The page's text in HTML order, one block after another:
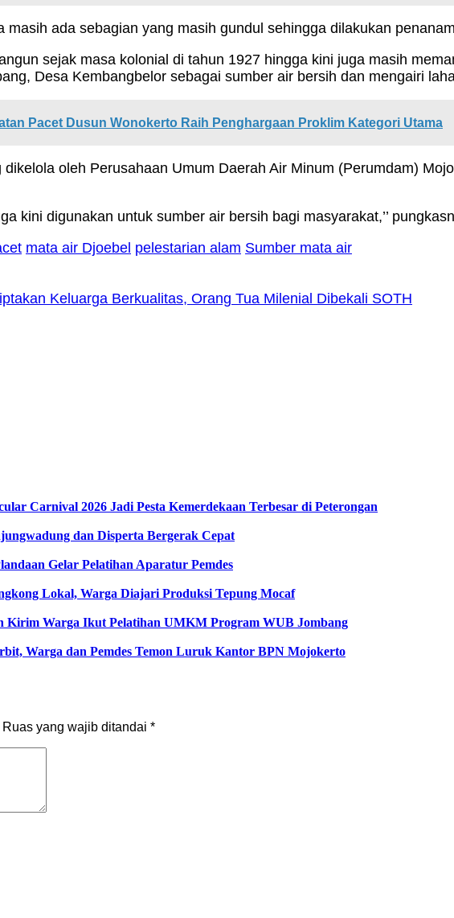
masih ada sebagian yang masih gundul sehingga dilakukan
sejak masa kolonial di tahun 1927 hingga kini juga masih
Desa Kembangbelor sebagai sumber air bersih dan mengairi
Pacet Dusun Wonokerto Raih Penghargaan Proklim Kategori Utama
oleh Perusahaan Umum Daerah Air Minum (Perumdam)
kini digunakan untuk sumber air bersih bagi masyarakat,’’
mata air Djoebel pelestarian alam Sumber mata air
Keluarga Berkualitas, Orang Tua Milenial Dibekali SOTH
Carnival 2026 Jadi Pesta Kemerdekaan Terbesar di Peterongan
dan Disperta Bergerak Cepat
Gelar Pelatihan Aparatur Pemdes
Lokal, Warga Diajari Produksi Tepung Mocaf
Kirim Warga Ikut Pelatihan UMKM Program WUB Jombang
Warga dan Pemdes Temon Luruk Kantor BPN Mojokerto
Ruas yang wajib ditandai *